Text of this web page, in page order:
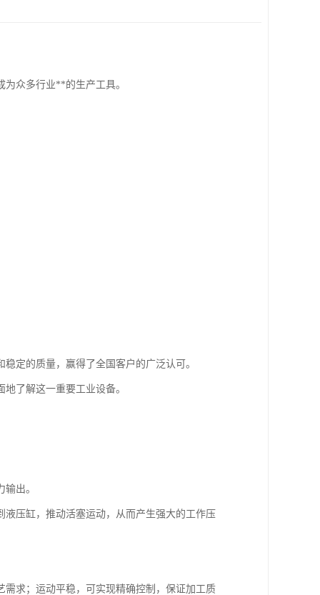
众多行业**的生产工具。
定的质量，赢得了全国客户的广泛认可。
了解这一重要工业设备。
出。
压缸，推动活塞运动，从而产生强大的工作压
求；运动平稳，可实现精确控制，保证加工质